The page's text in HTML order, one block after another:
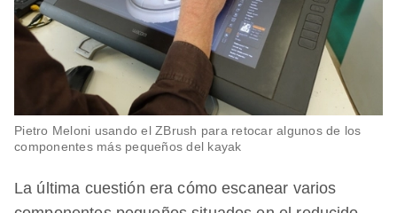
Pietro Meloni usando el ZBrush para retocar algunos de los
componentes más pequeños del kayak
La última cuestión era cómo escanear varios